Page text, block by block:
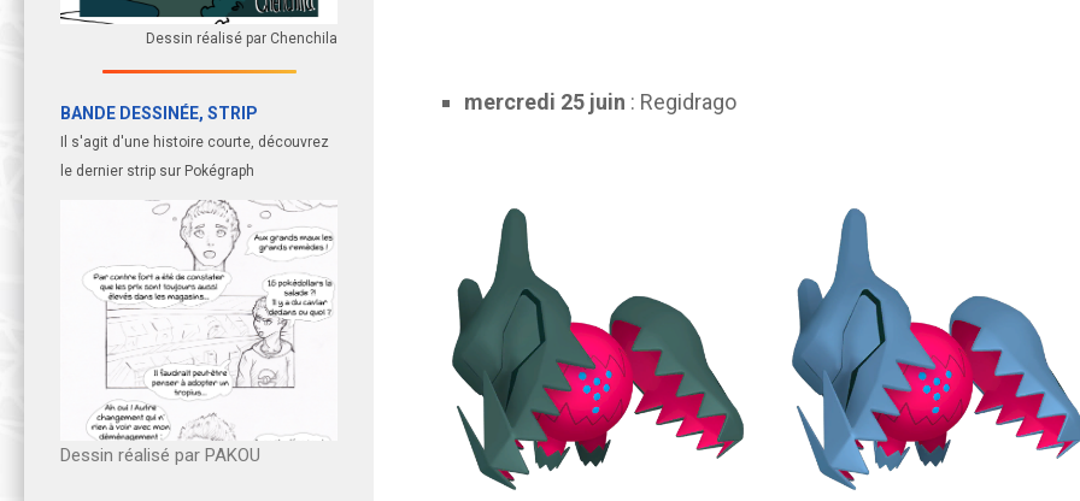
mercredi 25 juin : Regidrago
Dessin réalisé par Chenchila
BANDE DESSINÉE, STRIP
Il s'agit d'une histoire courte, découvrez
le dernier strip sur Pokégraph
Dessin réalisé par PAKOU